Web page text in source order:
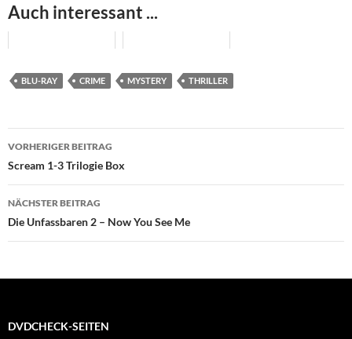
Auch interessant ...
BLU-RAY CRIME MYSTERY THRILLER
Beitragsnavigation
VORHERIGER BEITRAG
Scream 1-3 Trilogie Box
NÄCHSTER BEITRAG
Die Unfassbaren 2 – Now You See Me
DVDCHECK-SEITEN